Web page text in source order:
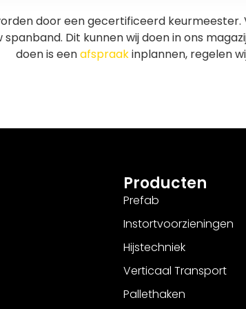
door een gecertificeerd
Dit kunnen wij doen in ons
doen is eenafspraakinplannen, regelen
Producten
Prefab
Instortvoorzieningen
Hijstechniek
Verticaal Transport
Pallethaken